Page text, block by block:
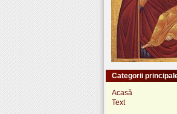
Categorii
Acasă
Text